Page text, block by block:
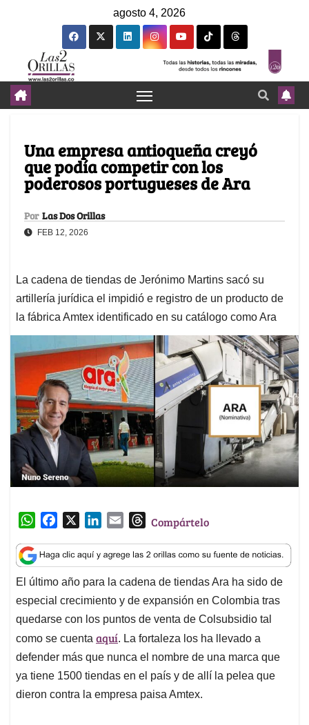
agosto 4, 2026
Una empresa antioqueña creyó
que podía competir con los
poderosos portugueses de Ara
Por Las Dos Orillas
FEB 12, 2026
La cadena de tiendas de Jerónimo Martins sacó su
artillería jurídica el impidió e registro de un producto de
la fábrica Amtex identificado en su catálogo como Ara
W
a
t
s
A
p
p
c
e
b
o
o
k
n
k
e
d
I
n
a
i
l
T
r
e
a
d
s
Compártelo
El último año para la cadena de tiendas Ara ha sido de
especial crecimiento y de expansión en Colombia tras
quedarse con los puntos de venta de Colsubsidio tal
como se cuenta aquí. La fortaleza los ha llevado a
defender más que nunca el nombre de una marca que
ya tiene 1500 tiendas en el país y de allí la pelea que
dieron contra la empresa paisa Amtex.